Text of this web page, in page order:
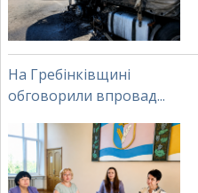
На Гребінківщині
обговорили впровад...